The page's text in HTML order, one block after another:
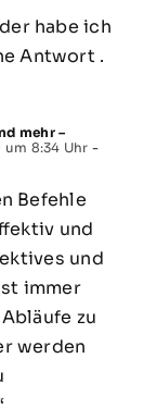
habe ich
Antwort .
mehr –
um 8:34 Uhr -
Befehle
und
und
immer
zu
werden